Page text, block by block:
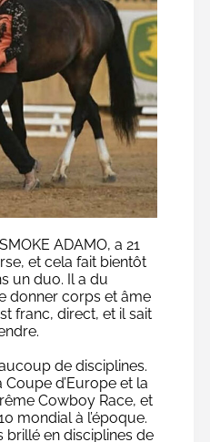
ADAMO, a 21
et cela fait bientôt
un duo. Il a du
donner corps et âme
franc, direct, et il sait
de disciplines.
d’Europe et la
Cowboy Race, et
mondial à l’époque.
brillé en disciplines de